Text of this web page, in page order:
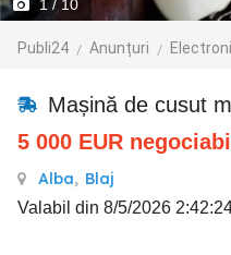
1 / 10
Publi24 Anunțuri
Mașină de cusut
5 000 EUR negociabil
Alba, Blaj
Valabil din 8/5/2026